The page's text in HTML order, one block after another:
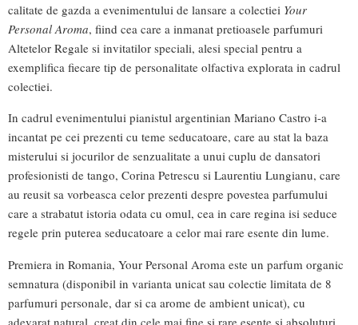
calitate de gazda a evenimentului de lansare a colectiei Your
Personal Aroma, fiind cea care a inmanat pretioasele parfumuri
Altetelor Regale si invitatilor speciali, alesi special pentru a
exemplifica fiecare tip de personalitate olfactiva explorata in cadrul
colectiei.
In cadrul evenimentului pianistul argentinian Mariano Castro i-a
incantat pe cei prezenti cu teme seducatoare, care au stat la baza
misterului si jocurilor de senzualitate a unui cuplu de dansatori
profesionisti de tango, Corina Petrescu si Laurentiu Lungianu, care
au reusit sa vorbeasca celor prezenti despre povestea parfumului
care a strabatut istoria odata cu omul, cea in care regina isi seduce
regele prin puterea seducatoare a celor mai rare esente din lume.
Premiera in Romania, Your Personal Aroma este un parfum organic
semnatura (disponibil in varianta unicat sau colectie limitata de 8
parfumuri personale, dar si ca arome de ambient unicat), cu
adevarat natural, creat din cele mai fine si rare esente si absoluturi